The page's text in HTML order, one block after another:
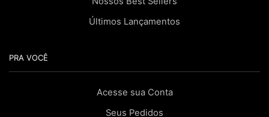
Últimos Lançamentos
PRA VOCÊ
Acesse sua Conta
Seus Pedidos